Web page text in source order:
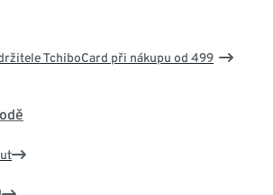
TchiboCard při nákupu od 499